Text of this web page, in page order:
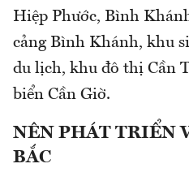
Hiệp Phước, Bình
cảng Bình Khánh, khu
du lịch, khu đô thị Cần
biển Cần Giờ.
NÊN PHÁT TRIỂN
BẮC